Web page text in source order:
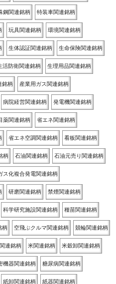
鋼関連銘柄 特装車関連銘柄
玩具関連銘柄 環境関連銘柄
生体認証関連銘柄 生命保険関連銘柄
活防衛関連銘柄 生理用品関連銘柄
銘柄 産業用ガス関連銘柄
病院経営関連銘柄 発電機関連銘柄
薬関連銘柄 省エネ関連銘柄
省エネ空調関連銘柄 看板関連銘柄
柄 石油関連銘柄 石油元売り関連銘柄
ス化複合発電関連銘柄
研磨関連銘柄 禁煙関連銘柄
科学研究施設関連銘柄 種苗関連銘柄
柄 空飛ぶクルマ関連銘柄 競輪関連銘柄
連銘柄 米関連銘柄 米穀卸関連銘柄
機器関連銘柄 糖尿病関連銘柄
紙卸関連銘柄 紙器関連銘柄